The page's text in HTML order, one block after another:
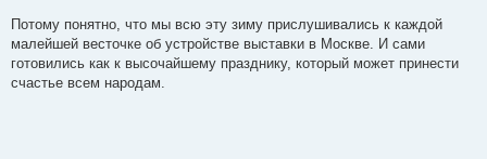
Потому понятно, что мы всю эту зиму прислушивались к каждой
малейшей весточке об устройстве выставки в Москве. И сами
готовились как к высочайшему празднику, который может принести
счастье всем народам.